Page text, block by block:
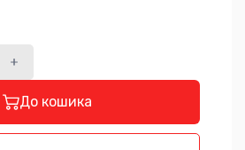
До кошика